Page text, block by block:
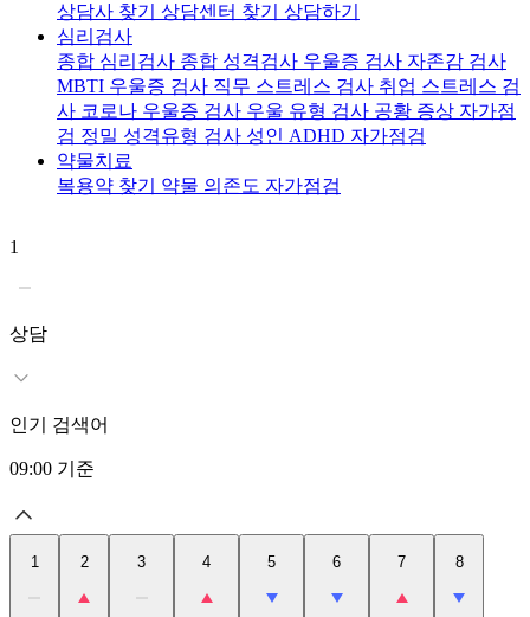
상담사 찾기 상담센터 찾기 상담하기
심리검사
종합 심리검사 종합 성격검사 우울증 검사 자존감 검사
MBTI 우울증 검사 직무 스트레스 검사 취업 스트레스 검
사 코로나 우울증 검사 우울 유형 검사 공황 증상 자가점
검 정밀 성격유형 검사 성인 ADHD 자가점검
약물치료
복용약 찾기 약물 의존도 자가점검
1
상담
인기 검색어
09:00 기준
1 2 3 4 5 6 7 8